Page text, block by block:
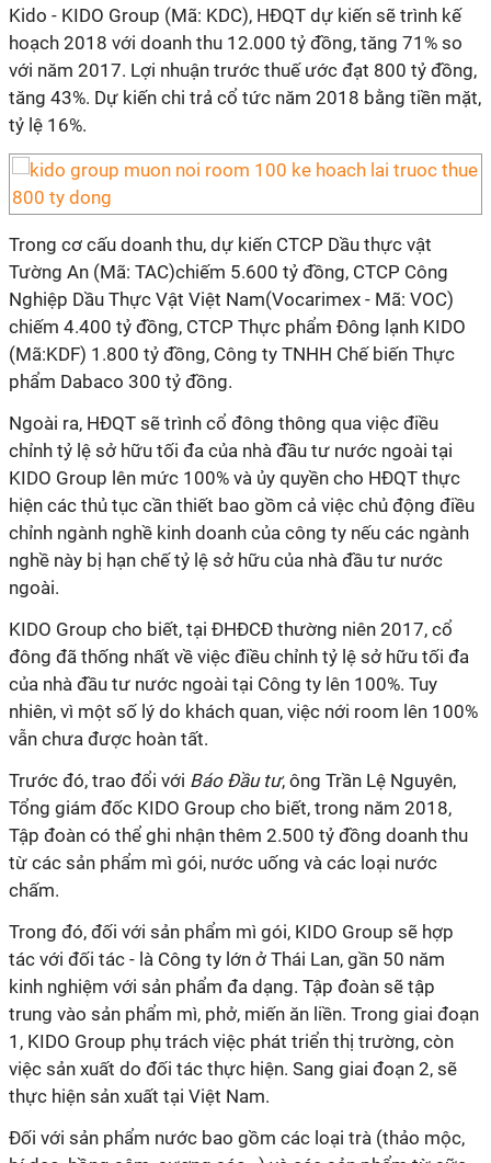
Kido - KIDO Group (Mã: KDC), HĐQT dự kiến sẽ trình kế
hoạch 2018 với doanh thu 12.000 tỷ đồng, tăng 71% so
với năm 2017. Lợi nhuận trước thuế ước đạt 800 tỷ đồng,
tăng 43%. Dự kiến chi trả cổ tức năm 2018 bằng tiền mặt,
tỷ lệ 16%.
Trong cơ cấu doanh thu, dự kiến CTCP Dầu thực vật
Tường An (Mã: TAC)chiếm 5.600 tỷ đồng, CTCP Công
Nghiệp Dầu Thực Vật Việt Nam(Vocarimex - Mã: VOC)
chiếm 4.400 tỷ đồng, CTCP Thực phẩm Đông lạnh KIDO
(Mã:KDF) 1.800 tỷ đồng, Công ty TNHH Chế biến Thực
phẩm Dabaco 300 tỷ đồng.
Ngoài ra, HĐQT sẽ trình cổ đông thông qua việc điều
chỉnh tỷ lệ sở hữu tối đa của nhà đầu tư nước ngoài tại
KIDO Group lên mức 100% và ủy quyền cho HĐQT thực
hiện các thủ tục cần thiết bao gồm cả việc chủ động điều
chỉnh ngành nghề kinh doanh của công ty nếu các ngành
nghề này bị hạn chế tỷ lệ sở hữu của nhà đầu tư nước
ngoài.
KIDO Group cho biết, tại ĐHĐCĐ thường niên 2017, cổ
đông đã thống nhất về việc điều chỉnh tỷ lệ sở hữu tối đa
của nhà đầu tư nước ngoài tại Công ty lên 100%. Tuy
nhiên, vì một số lý do khách quan, việc nới room lên 100%
vẫn chưa được hoàn tất.
Trước đó, trao đổi với Báo Đầu tư, ông Trần Lệ Nguyên,
Tổng giám đốc KIDO Group cho biết, trong năm 2018,
Tập đoàn có thể ghi nhận thêm 2.500 tỷ đồng doanh thu
từ các sản phẩm mì gói, nước uống và các loại nước
chấm.
Trong đó, đối với sản phẩm mì gói, KIDO Group sẽ hợp
tác với đối tác - là Công ty lớn ở Thái Lan, gần 50 năm
kinh nghiệm với sản phẩm đa dạng. Tập đoàn sẽ tập
trung vào sản phẩm mì, phở, miến ăn liền. Trong giai đoạn
1, KIDO Group phụ trách việc phát triển thị trường, còn
việc sản xuất do đối tác thực hiện. Sang giai đoạn 2, sẽ
thực hiện sản xuất tại Việt Nam.
Đối với sản phẩm nước bao gồm các loại trà (thảo mộc,